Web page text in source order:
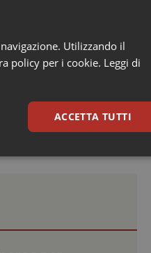
dibattito ed
de Robert,e
Utilizzando il
policy per i cookie. Leggi di
ACCETTA TUTTI
Marketing